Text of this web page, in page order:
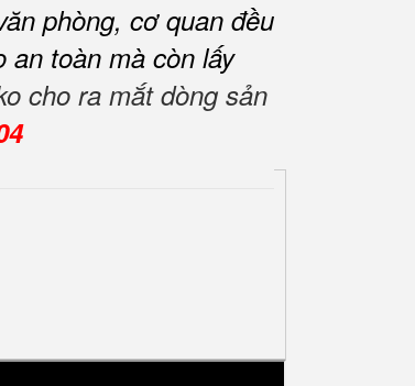
phòng, cơ quan đều
toàn mà còn lấy
cho ra mắt dòng sản